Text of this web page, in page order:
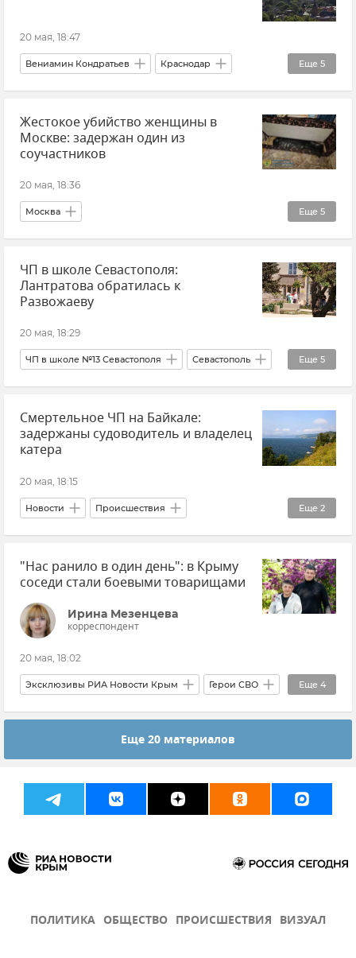
20 мая, 18:47
Еще 5
Вениамин Кондратьев Краснодар
Безопасность Республики Крым и Севастополя
Антитеррор Новости Кубань
Краснодарский край
Жестокое убийство женщины в
Москве: задержан один из
соучастников
20 мая, 18:36
Еще 5
Москва
СК РФ (Следственный комитет Российской Федерации)
Убийство Происшествия
Уголовный кодекс
ЧП в школе Севастополя:
Лантратова обратилась к
Развожаеву
20 мая, 18:29
Еще 5
ЧП в школе №13 Севастополя Севастополь
Новости Севастополя Происшествия
Яна Лантратова Крым Новости Крыма
Смертельное ЧП на Байкале:
задержаны судоводитель и владелец
катера
20 мая, 18:15
Еще 2
Новости Происшествия
СК РФ (Следственный комитет Российской Федерации)
Байкал
"Нас ранило в один день": в Крыму
соседи стали боевыми товарищами
Ирина Мезенцева
корреспондент
20 мая, 18:02
Еще 4
Эксклюзивы РИА Новости Крым Герои СВО
Общество Новости СВО Ветераны СВО
Еще 20 материалов
ПОЛИТИКА ОБЩЕСТВО ПРОИСШЕСТВИЯ ВИЗУАЛ